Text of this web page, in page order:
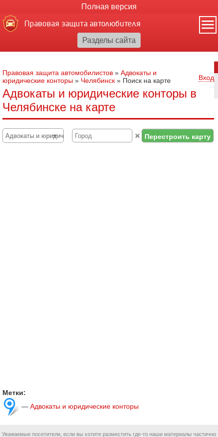
Полная версия
Правовая защита автолюбителя
Правовая защита автомобилистов » Адвокаты и
юридические конторы » Челябинск » Поиск на карте Вход
Адвокаты и юридические конторы в
Челябинске на карте
Метки:
— Адвокаты и юридические конторы
Уважаемые посетители, если вы хотите разместить где-то наши материалы частично